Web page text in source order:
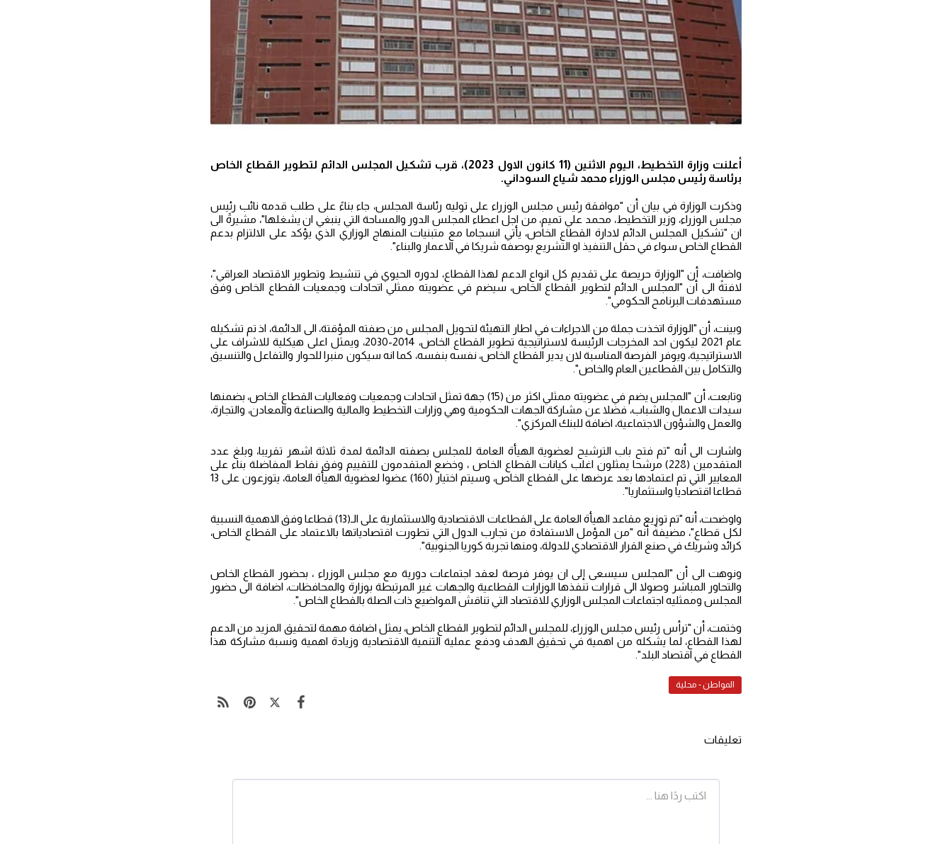
أعلنت وزارة التخطيط، اليوم الاثنين (11 كانون الاول 2023)، قرب تشكيل المجلس الدائم لتطوير القطاع الخاص
برئاسة رئيس مجلس الوزراء محمد شياع السوداني.
وذكرت الوزارة في بيان أن "موافقة رئيس مجلس الوزراء على توليه رئاسة المجلس، جاء بناءً على طلب قدمه نائب رئيس
مجلس الوزراء، وزير التخطيط، محمد علي تميم، من اجل اعطاء المجلس الدور والمساحة التي ينبغي ان يشغلها"، مشيرةً الى
ان "تشكيل المجلس الدائم لادارة القطاع الخاص، يأتي انسجاما مع متبنيات المنهاج الوزاري الذي يؤكد على الالتزام بدعم
القطاع الخاص سواء في حقل التنفيذ او التشريع بوصفه شريكا في الاعمار والبناء".
واضافت، أن "الوزارة حريصة على تقديم كل انواع الدعم لهذا القطاع، لدوره الحيوي في تنشيط وتطوير الاقتصاد العراقي"،
لافتةً الى أن "المجلس الدائم لتطوير القطاع الخاص، سيضم في عضويته ممثلي اتحادات وجمعيات القطاع الخاص وفق
مستهدفات البرنامح الحكومي".
وبينت، أن "الوزارة اتخذت جملة من الاجراءات في اطار التهيئة لتحويل المجلس من صفته المؤقتة، الى الدائمة، اذ تم تشكيله
عام 2021 ليكون احد المخرجات الرئيسة لاستراتيجية تطوير القطاع الخاص، 2014-2030، ويمثل اعلى هيكلية للاشراف على
الاستراتيجية، ويوفر الفرصة المناسبة لان يدير القطاع الخاص، نفسه بنفسه، كما انه سيكون منبرا للحوار والتفاعل والتنسيق
والتكامل بين القطاعين العام والخاص".
وتابعت، أن "المجلس يضم في عضويته ممثلي اكثر من (15) جهة تمثل اتحادات وجمعيات وفعاليات القطاع الخاص، بضمنها
سيدات الاعمال والشباب، فضلا عن مشاركة الجهات الحكومية وهي وزارات التخطيط والمالية والصناعة والمعادن، والتجارة،
والعمل والشؤون الاجتماعية، اضافة للبنك المركزي".
واشارت الى أنه "تم فتح باب الترشيح لعضوية الهيأة العامة للمجلس بصفته الدائمة لمدة ثلاثة اشهر تقريبا، وبلغ عدد
المتقدمين (228) مرشحا يمثلون اغلب كيانات القطاع الخاص ، وخضع المتقدمون للتقييم وفق نقاط المفاضلة بناء على
المعايير التي تم اعتمادها بعد عرضها على القطاع الخاص، وسيتم اختيار (160) عضوا لعضوية الهيأة العامة، يتوزعون على 13
قطاعا اقتصاديا واستثماريا".
واوضحت، أنه "تم توزيع مقاعد الهيأة العامة على القطاعات الاقتصادية والاستثمارية على الـ(13) قطاعا وفق الاهمية النسبية
لكل قطاع"، مضيفةً أنه "من المؤمل الاستفادة من تجارب الدول التي تطورت اقتصادياتها بالاعتماد على القطاع الخاص،
كرائد وشريك في صنع القرار الاقتصادي للدولة، ومنها تجربة كوريا الجنوبية".
ونوهت الى أن "المجلس سيسعى إلى ان يوفر فرصة لعقد اجتماعات دورية مع مجلس الوزراء ، بحضور القطاع الخاص
والتحاور المباشر وصولا الى قرارات تنفذها الوزارات القطاعية والجهات غير المرتبطة بوزارة والمحافظات، اضافة الى حضور
المجلس وممثليه اجتماعات المجلس الوزاري للاقتصاد التي تناقش المواضيع ذات الصلة بالقطاع الخاص".
وختمت، أن "ترأس رئيس مجلس الوزراء، للمجلس الدائم لتطوير القطاع الخاص، يمثل اضافة مهمة لتحقيق المزيد من الدعم
لهذا القطاع، لما يشكله من اهمية في تحقيق الهدف ودفع عملية التنمية الاقتصادية وزيادة اهمية ونسبة مشاركة هذا
القطاع في اقتصاد البلد".
المواطن - محلية
تعليقات